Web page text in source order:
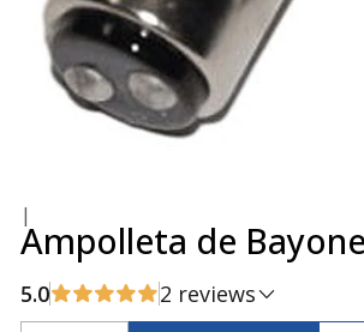
|
Ampolleta de
5.0 2 reviews